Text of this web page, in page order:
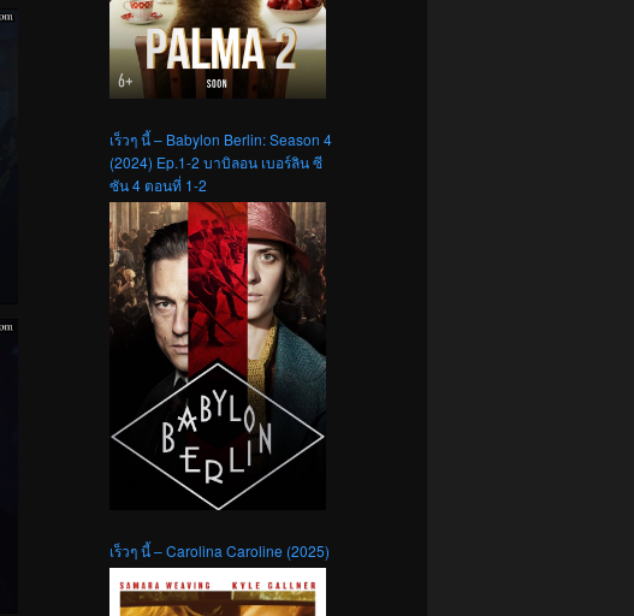
เร็วๆ นี้ – Babylon Berlin: Season 4
(2024) Ep.1-2 บาบิลอน เบอร์ลิน ซี
ซัน 4 ตอนที่ 1-2
เร็วๆ นี้ – Carolina Caroline (2025)